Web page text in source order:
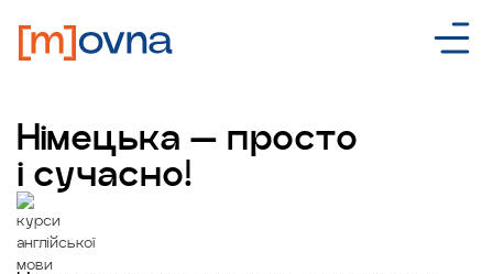
Німецька — просто
і сучасно!